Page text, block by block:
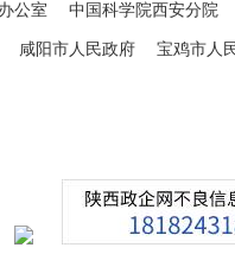
公室 中国科学院西安分院
咸阳市人民政府 宝鸡市人